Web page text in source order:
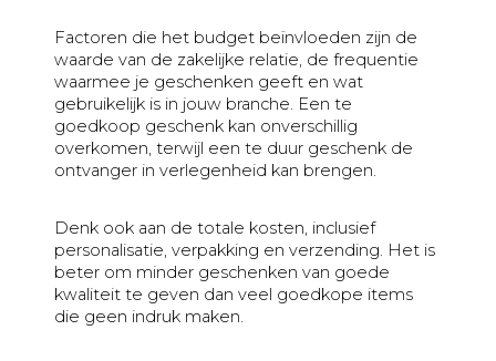
Factoren die het budget beïnvloeden zijn de
waarde van de zakelijke relatie, de frequentie
waarmee je geschenken geeft en wat
gebruikelijk is in jouw branche. Een te
goedkoop geschenk kan onverschillig
overkomen, terwijl een te duur geschenk de
ontvanger in verlegenheid kan brengen.
Denk ook aan de totale kosten, inclusief
personalisatie, verpakking en verzending. Het is
beter om minder geschenken van goede
kwaliteit te geven dan veel goedkope items
die geen indruk maken.